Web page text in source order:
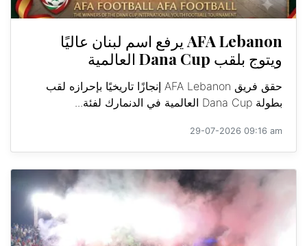
AFA Lebanon يرفع اسم لبنان عاليًا
ويتوج بلقب Dana Cup العالمية
حقق فريق AFA Lebanon إنجازًا تاريخيًا بإحرازه لقب
بطولة Dana Cup العالمية في الدنمارك لفئة...
29-07-2026 09:16 am